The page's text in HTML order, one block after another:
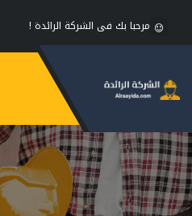
مرحبا بك فى الشركة الرائدة !